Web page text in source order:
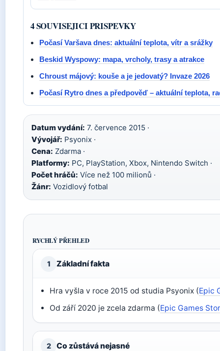
4 SOUVISEJICI PRISPEVKY
Počasí Varšava dnes: aktuální teplota, vítr a srážky
Beskid Wyspowy: mapa, vrcholy, trasy a atrakce
Chroust májový: kouše a je jedovatý? Invaze 2026
Počasí Rytro dnes a předpověď – aktuální teplota,
Datum vydání: 7. července 2015 ·
Vývojář: Psyonix ·
Cena: Zdarma ·
Platformy: PC, PlayStation, Xbox, Nintendo Switch ·
Počet hráčů: Více než 100 milionů ·
Žánr: Vozidlový fotbal
RYCHLÝ PŘEHLED
1 Základní fakta
Hra vyšla v roce 2015 od studia Psyonix (Epic
Od září 2020 je zcela zdarma (Epic Games
2 Co zůstává nejasné